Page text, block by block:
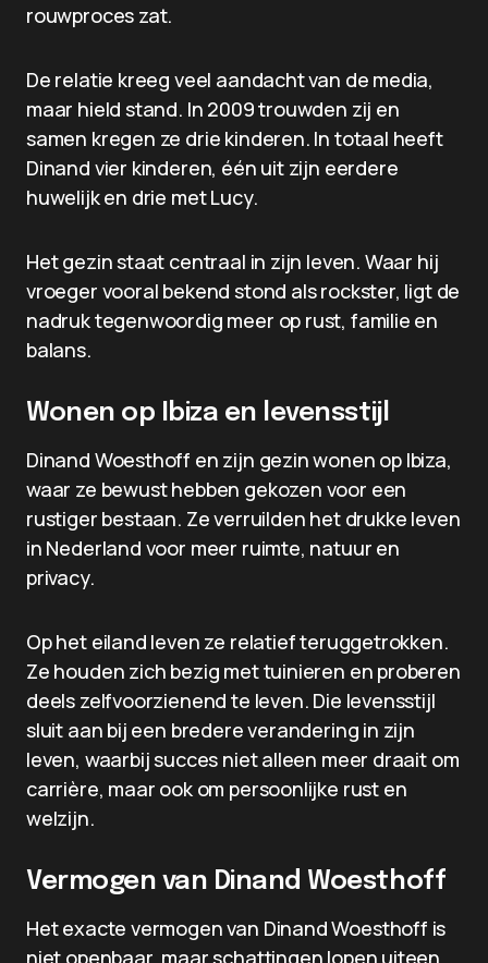
rouwproces zat.
De relatie kreeg veel aandacht van de media,
maar hield stand. In 2009 trouwden zij en
samen kregen ze drie kinderen. In totaal heeft
Dinand vier kinderen, één uit zijn eerdere
huwelijk en drie met Lucy.
Het gezin staat centraal in zijn leven. Waar hij
vroeger vooral bekend stond als rockster, ligt de
nadruk tegenwoordig meer op rust, familie en
balans.
Wonen op Ibiza en levensstijl
Dinand Woesthoff en zijn gezin wonen op Ibiza,
waar ze bewust hebben gekozen voor een
rustiger bestaan. Ze verruilden het drukke leven
in Nederland voor meer ruimte, natuur en
privacy.
Op het eiland leven ze relatief teruggetrokken.
Ze houden zich bezig met tuinieren en proberen
deels zelfvoorzienend te leven. Die levensstijl
sluit aan bij een bredere verandering in zijn
leven, waarbij succes niet alleen meer draait om
carrière, maar ook om persoonlijke rust en
welzijn.
Vermogen van Dinand Woesthoff
Het exacte vermogen van Dinand Woesthoff is
niet openbaar, maar schattingen lopen uiteen